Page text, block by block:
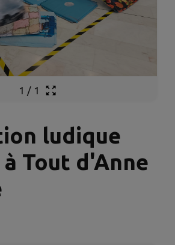
1 / 1
ludique
à Tout d'Anne